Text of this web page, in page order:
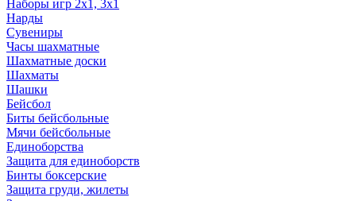
Наборы игр 2х1, 3х1
Нарды
Сувениры
Часы шахматные
Шахматные доски
Шахматы
Шашки
Бейсбол
Биты бейсбольные
Мячи бейсбольные
Единоборства
Защита для единоборств
Бинты боксерские
Защита груди, жилеты